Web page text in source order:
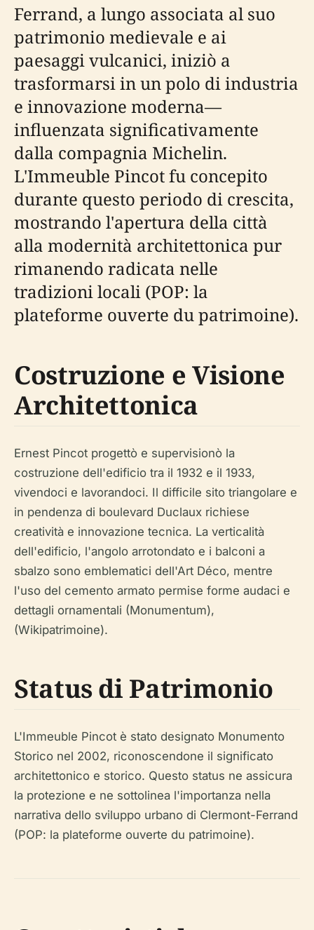
Ferrand, a lungo associata al suo
patrimonio medievale e ai
paesaggi vulcanici, iniziò a
trasformarsi in un polo di industria
e innovazione moderna—
influenzata significativamente
dalla compagnia Michelin.
L'Immeuble Pincot fu concepito
durante questo periodo di crescita,
mostrando l'apertura della città
alla modernità architettonica pur
rimanendo radicata nelle
tradizioni locali (POP: la
plateforme ouverte du patrimoine).
Costruzione e Visione
Architettonica
Ernest Pincot progettò e supervisionò la
costruzione dell'edificio tra il 1932 e il 1933,
vivendoci e lavorandoci. Il difficile sito triangolare e
in pendenza di boulevard Duclaux richiese
creatività e innovazione tecnica. La verticalità
dell'edificio, l'angolo arrotondato e i balconi a
sbalzo sono emblematici dell'Art Déco, mentre
l'uso del cemento armato permise forme audaci e
dettagli ornamentali (Monumentum),
(Wikipatrimoine).
Status di Patrimonio
L'Immeuble Pincot è stato designato Monumento
Storico nel 2002, riconoscendone il significato
architettonico e storico. Questo status ne assicura
la protezione e ne sottolinea l'importanza nella
narrativa dello sviluppo urbano di Clermont-Ferrand
(POP: la plateforme ouverte du patrimoine).